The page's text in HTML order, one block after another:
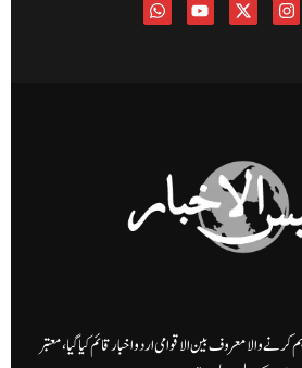
کرنے والا معروف بین الاقوامی اردو اخبار قائم کیا گیا، معتبر